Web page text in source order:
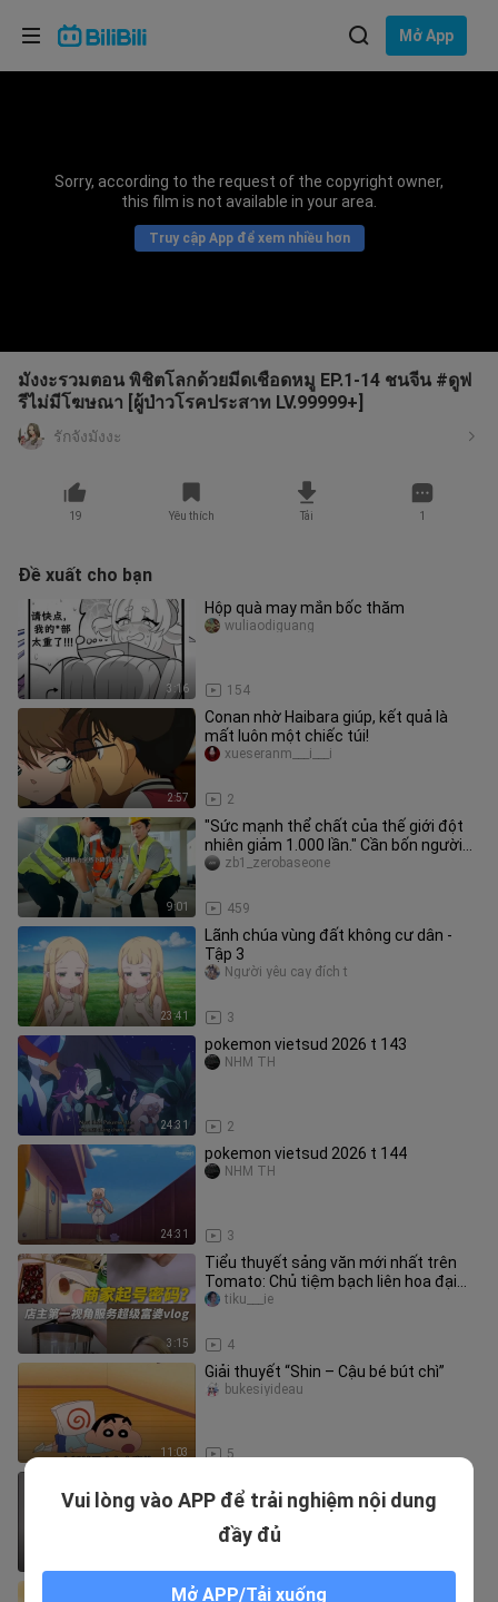
Mở App
Sorry, according to the request of the copyright owner,
this film is not available in your area.
Truy cập App để xem nhiều hơn
มังงะรวมตอน พิชิตโลกด้วยมีดเชือดหมู EP.1-14 ชนจีน #ดูฟ
รีไม่มีโฆษณา [ผู้ป่าวโรคประสาท LV.99999+]
รักจังมังงะ
19 Yêu thích Tải 1
Đề xuất cho bạn
3:16
Hộp quà may mắn bốc thăm
154
wuliaodiguang
2:57
Conan nhờ Haibara giúp, kết quả là
mất luôn một chiếc túi!
2
xueseranm___i___i
9:01
"Sức mạnh thể chất của thế giới đột
nhiên giảm 1.000 lần." Cần bốn người
mới nâng được một viên gạch
459
zb1_zerobaseone
23:41
Lãnh chúa vùng đất không cư dân -
Tập 3
3
Người yêu cay đích t
24:31
pokemon vietsud 2026 t 143
2
NHM TH
24:31
pokemon vietsud 2026 t 144
3
NHM TH
3:15
Tiểu thuyết sảng văn mới nhất trên
Tomato: Chủ tiệm bạch liên hoa đại
chiến phú bà
4
tiku___ie
11:03
Giải thuyết “Shin – Cậu bé bút chì”
5
bukesiyideau
Vestroia [Japanese] Vietsub -Tập 7 |
Cùng nhau phì phèo điếu thuốc ở sau
Vui lòng vào APP để trải nghiệm nội dung
đầy đủ
Mở APP/Tải xuống
Lựa chọn ngôn ngữ
Bahasa Indonesia